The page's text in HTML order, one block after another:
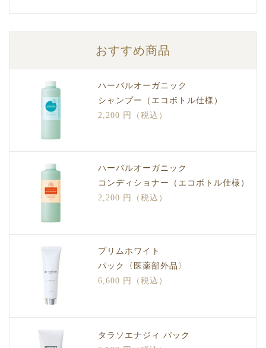
おすすめ商品
ハーバルオーガニック
シャンプー（エコボトル仕様）
2,200 円（税込）
ハーバルオーガニック
コンディショナー（エコボトル仕様）
2,200 円（税込）
プリムホワイト
パック〈医薬部外品〉
6,600 円（税込）
タラソエナジィ パック